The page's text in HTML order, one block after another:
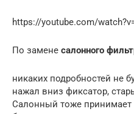
https://youtube.com/
По замене салонного
никаких подробностей не
нажал вниз фиксатор,
Салонный тоже принимает